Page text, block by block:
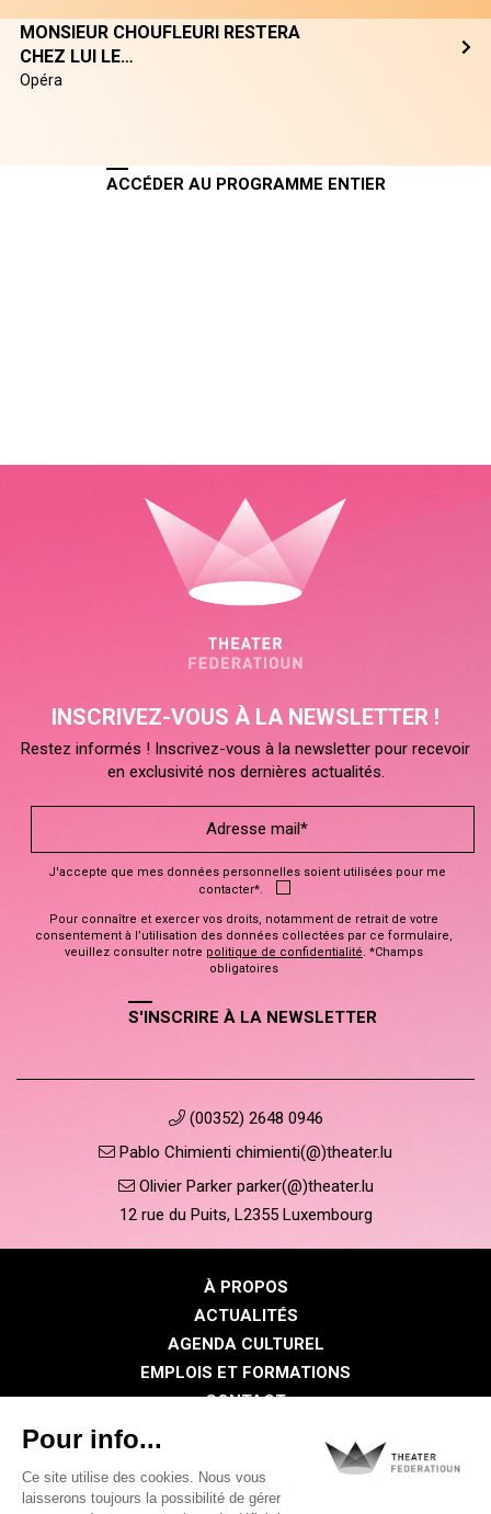
MONSIEUR CHOUFLEURI RESTERA
CHEZ LUI LE…
Opéra
ACCÉDER AU PROGRAMME ENTIER
INSCRIVEZ-VOUS À LA NEWSLETTER !
Restez informés ! Inscrivez-vous à la newsletter pour recevoir
en exclusivité nos dernières actualités.
J'accepte que mes données personnelles soient utilisées pour me
contacter*.
Pour connaître et exercer vos droits, notamment de retrait de votre
consentement à l’utilisation des données collectées par ce formulaire,
veuillez consulter notre politique de confidentialité. *Champs
obligatoires
S'INSCRIRE À LA NEWSLETTER
(00352) 2648 0946
Pablo Chimienti chimienti(@)theater.lu
Olivier Parker parker(@)theater.lu
12 rue du Puits, L2355 Luxembourg
À PROPOS
ACTUALITÉS
AGENDA CULTUREL
EMPLOIS ET FORMATIONS
CONTACT
Politique de confidentialité